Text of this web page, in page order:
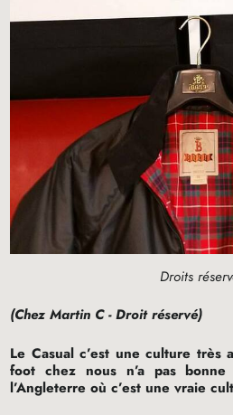
Droits
(Chez Martin C - Droit réservé)
Le Casual c’est une culture très
foot chez nous n’a pas bonne
l’Angleterre où c’est une vraie